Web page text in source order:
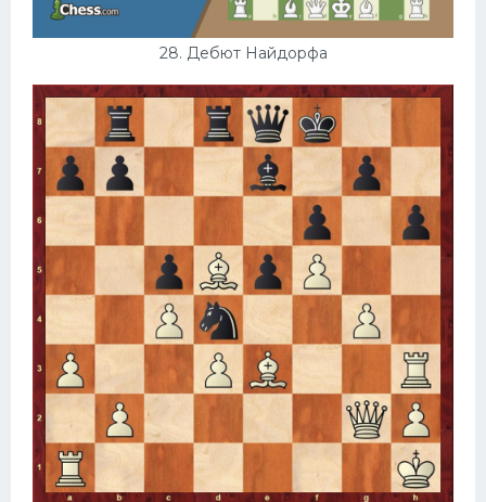
28. Дебют Найдорфа